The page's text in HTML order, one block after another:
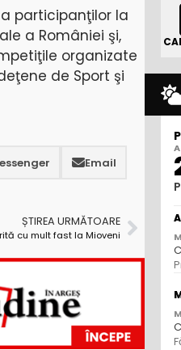
participanţilor la
a României şi,
organizate
de Sport şi
Email
ȘTIREA URMĂTOARE
cu mult fast la Mioveni